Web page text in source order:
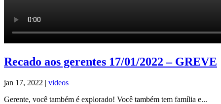
Recado aos gerentes 17/01/2022 – GREVE
jan 17, 2022 | videos
Gerente, você também é explorado! Você também tem família e...